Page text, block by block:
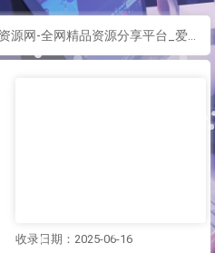
咸鱼资源网-全网精品资源分享平台_爱收集_爱分享
收录日期：2025-06-16